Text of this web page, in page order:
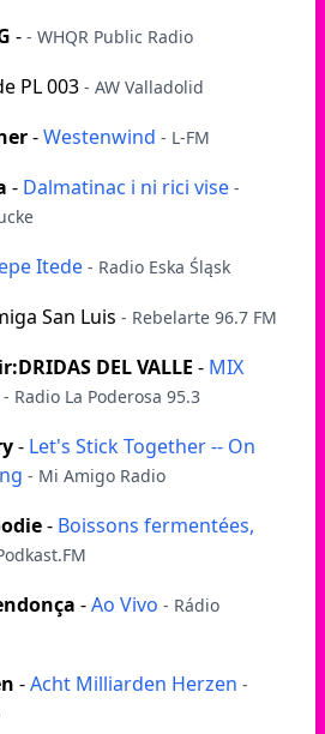
- - WHQR Public Radio
PL 003 - AW Valladolid
-Westenwind - L-FM
- Dalmatinac i ni rici vise -
Itede - Radio Eska Śląsk
San Luis - Rebelarte 96.7 FM
DEL VALLE - MIX
- Radio La Poderosa 95.3
- Let's Stick Together -- On
- Mi Amigo Radio
- Boissons fermentées,
-Ao Vivo - Rádio
-Acht Milliarden Herzen -